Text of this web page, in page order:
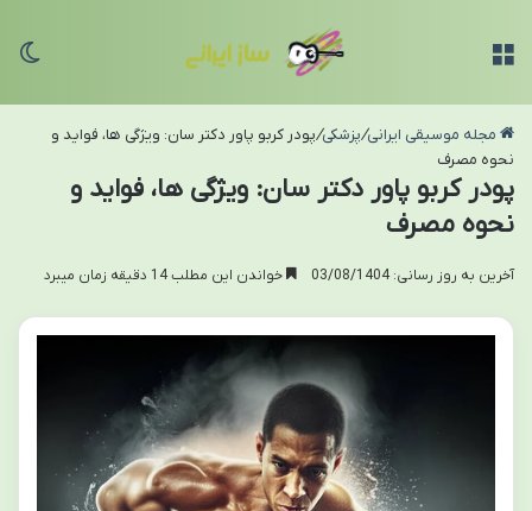
مجله موسیقی ایرانی/پزشکی/پودر کربو پاور دکتر سان: ویژگی ها، فواید و
نحوه مصرف
پودر کربو پاور دکتر سان: ویژگی ها، فواید و
نحوه مصرف
آخرین به روز رسانی: 03/08/1404 خواندن این مطلب 14 دقیقه زمان میبرد